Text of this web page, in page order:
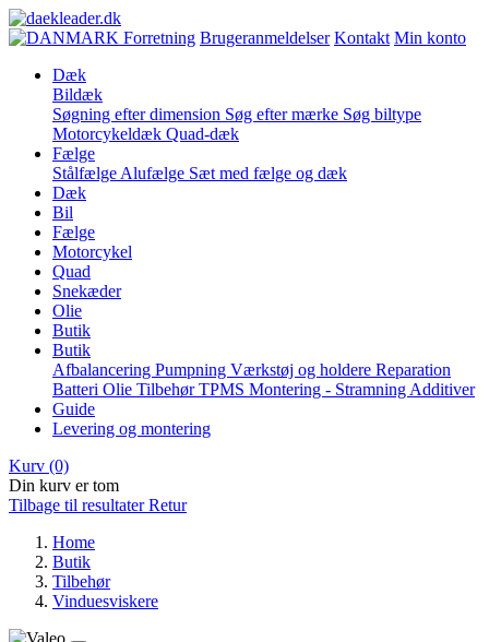
Forretning Brugeranmeldelser Kontakt Min konto
Dæk
Bildæk
Søgning efter dimension Søg efter mærke Søg biltype
Motorcykeldæk Quad-dæk
Fælge
Stålfælge Alufælge Sæt med fælge og dæk
Dæk
Bil
Fælge
Motorcykel
Quad
Snekæder
Olie
Butik
Butik
Afbalancering Pumpning Værkstøj og holdere Reparation
Batteri Olie TilbehørTPMS Montering - Stramning Additiver
Guide
Levering og montering
Kurv (0)
Din kurv er tom
Tilbage til resultater Retur
Home
Butik
Tilbehør
Vinduesviskere